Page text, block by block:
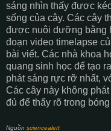
sáng nhìn thấy được
sống của cây. Các cây
được nuôi dưỡng bằng
đoạn video timelapse
bài viết. Các nhà khoa
quang sinh học để tạo
phát sáng rực rỡ nhất,
Các cây này không
đủ để thấy rõ trong bóng
Nguồn sciencealert